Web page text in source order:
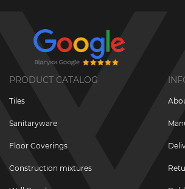
PRODUCT CATALOG
Tiles
Sanitaryware
Floor Coverings
Construction mixtures